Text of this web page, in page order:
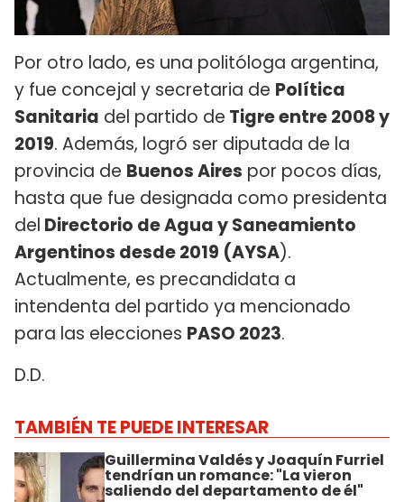
Por otro lado, es una politóloga argentina,
y fue concejal y secretaria de Política
Sanitaria del partido de Tigre entre 2008 y
2019. Además, logró ser diputada de la
provincia de Buenos Aires por pocos días,
hasta que fue designada como presidenta
del Directorio de Agua y Saneamiento
Argentinos desde 2019 (AYSA).
Actualmente, es precandidata a
intendenta del partido ya mencionado
para las elecciones PASO 2023.
D.D.
TAMBIÉN TE PUEDE INTERESAR
Guillermina Valdés y Joaquín Furriel
tendrían un romance: "La vieron
saliendo del departamento de él"